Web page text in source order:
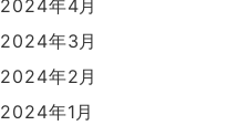
2024年4月
2024年3月
2024年2月
2024年1月